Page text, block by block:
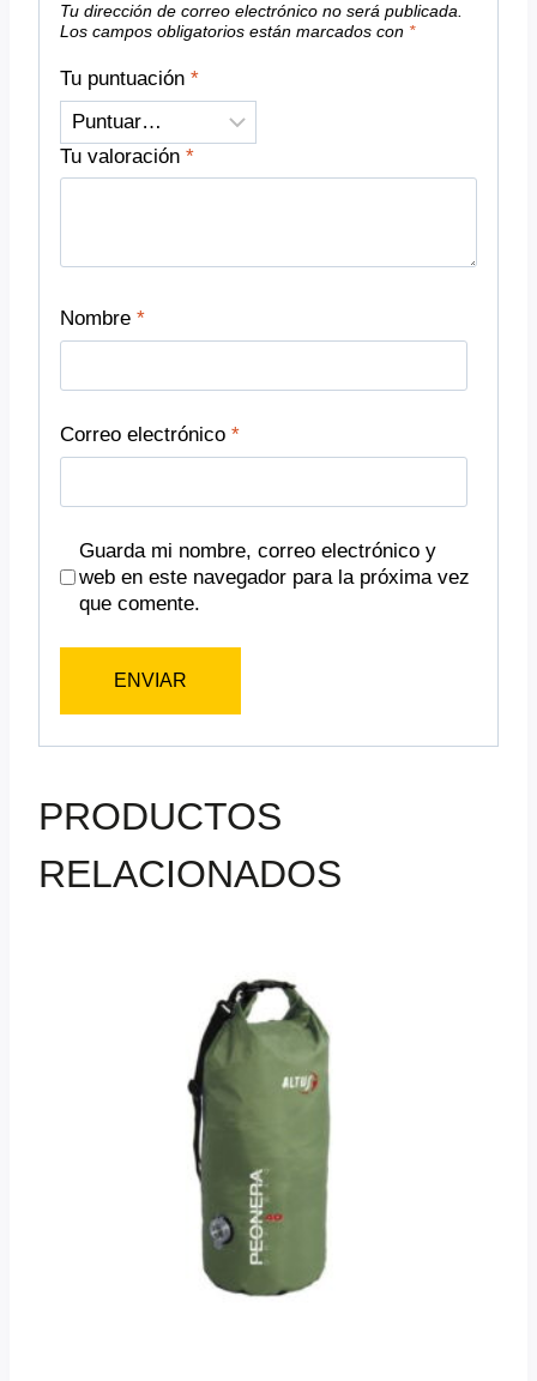
Tu dirección de correo electrónico no será publicada.
Los campos obligatorios están marcados con *
Tu puntuación *
Tu valoración *
Nombre *
Correo electrónico *
Guarda mi nombre, correo electrónico y
web en este navegador para la próxima vez
que comente.
PRODUCTOS
RELACIONADOS